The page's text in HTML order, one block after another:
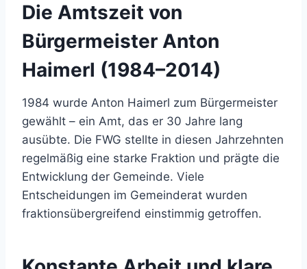
Die Amtszeit von
Bürgermeister Anton
Haimerl (1984–2014)
1984 wurde Anton Haimerl zum Bürgermeister
gewählt – ein Amt, das er 30 Jahre lang
ausübte. Die FWG stellte in diesen Jahrzehnten
regelmäßig eine starke Fraktion und prägte die
Entwicklung der Gemeinde. Viele
Entscheidungen im Gemeinderat wurden
fraktionsübergreifend einstimmig getroffen.